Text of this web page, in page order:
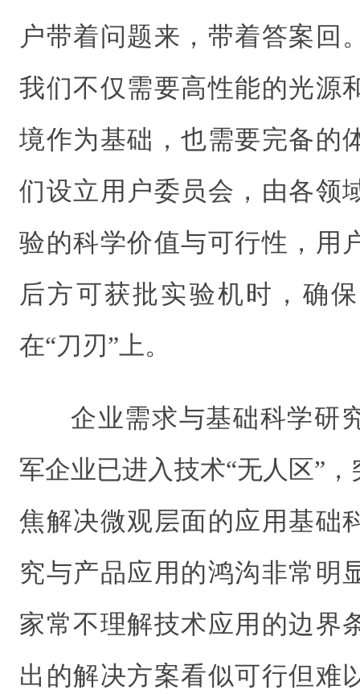
户带着问题来，带着答案回
我们不仅需要高性能的光源
境作为基础，也需要完备的
们设立用户委员会，由各领
验的科学价值与可行性，用
后方可获批实验机时，确
在“刀刃”上。
企业需求与基础科学研
军企业已进入技术“无人区”
焦解决微观层面的应用基础
究与产品应用的鸿沟非常明
家常不理解技术应用的边界
出的解决方案看似可行但难